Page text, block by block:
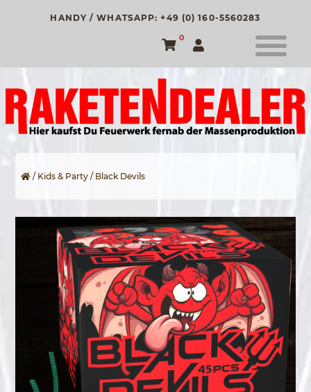
HANDY / WHATSAPP: +49 (0) 160-5560283
0
/ Kids & Party / Black Devils